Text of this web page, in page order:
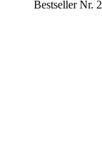
Bestseller Nr. 2